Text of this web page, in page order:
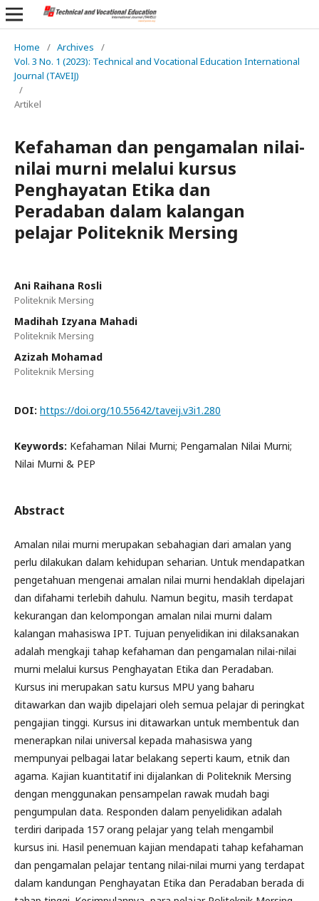
Home / Archives
/
Vol. 3 No. 1 (2023): Technical and Vocational Education International
Journal (TAVEIJ)
/
Artikel
Kefahaman dan pengamalan nilai-
nilai murni melalui kursus
Penghayatan Etika dan
Peradaban dalam kalangan
pelajar Politeknik Mersing
Ani Raihana Rosli
Politeknik Mersing
Madihah Izyana Mahadi
Politeknik Mersing
Azizah Mohamad
Politeknik Mersing
DOI: https://doi.org/10.55642/taveij.v3i1.280
Keywords: Kefahaman Nilai Murni; Pengamalan Nilai Murni;
Nilai Murni & PEP
Abstract
Amalan nilai murni merupakan sebahagian dari amalan yang
perlu dilakukan dalam kehidupan seharian. Untuk mendapatkan
pengetahuan mengenai amalan nilai murni hendaklah dipelajari
dan difahami terlebih dahulu. Namun begitu, masih terdapat
kekurangan dan kelompongan amalan nilai murni dalam
kalangan mahasiswa IPT. Tujuan penyelidikan ini dilaksanakan
adalah mengkaji tahap kefahaman dan pengamalan nilai-nilai
murni melalui kursus Penghayatan Etika dan Peradaban.
Kursus ini merupakan satu kursus MPU yang baharu
ditawarkan dan wajib dipelajari oleh semua pelajar di peringkat
pengajian tinggi. Kursus ini ditawarkan untuk membentuk dan
menerapkan nilai universal kepada mahasiswa yang
mempunyai pelbagai latar belakang seperti kaum, etnik dan
agama. Kajian kuantitatif ini dijalankan di Politeknik Mersing
dengan menggunakan pensampelan rawak mudah bagi
pengumpulan data. Responden dalam penyelidikan adalah
terdiri daripada 157 orang pelajar yang telah mengambil
kursus ini. Hasil penemuan kajian mendapati tahap kefahaman
dan pengamalan pelajar tentang nilai-nilai murni yang terdapat
dalam kandungan Penghayatan Etika dan Peradaban berada di